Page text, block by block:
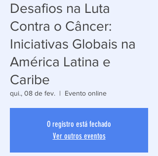
Desafios na Luta
Contra o Câncer:
Iniciativas Globais na
América Latina e
Caribe
qui., 08 de fev.
  |
Evento online
O registro está fechado
Ver outros eventos